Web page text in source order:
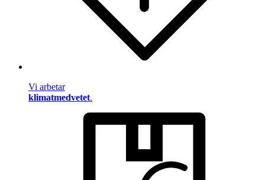
Vi arbetar
klimatmedvetet.